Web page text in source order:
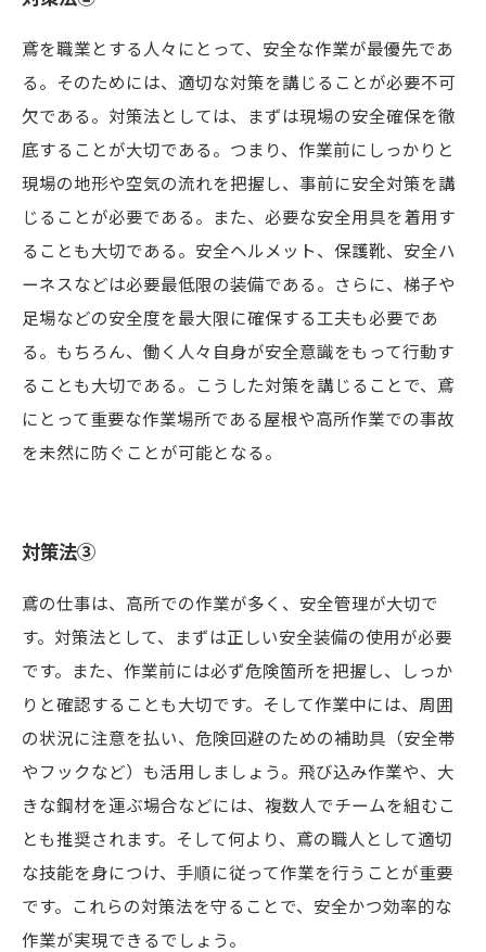
鳶を職業とする人々にとって、安全な作業が最優先であ
る。そのためには、適切な対策を講じることが必要不可
欠である。対策法としては、まずは現場の安全確保を徹
底することが大切である。つまり、作業前にしっかりと
現場の地形や空気の流れを把握し、事前に安全対策を講
じることが必要である。また、必要な安全用具を着用す
ることも大切である。安全ヘルメット、保護靴、安全ハ
ーネスなどは必要最低限の装備である。さらに、梯子や
足場などの安全度を最大限に確保する工夫も必要であ
る。もちろん、働く人々自身が安全意識をもって行動す
ることも大切である。こうした対策を講じることで、鳶
にとって重要な作業場所である屋根や高所作業での事故
を未然に防ぐことが可能となる。
対策法③
鳶の仕事は、高所での作業が多く、安全管理が大切で
す。対策法として、まずは正しい安全装備の使用が必要
です。また、作業前には必ず危険箇所を把握し、しっか
りと確認することも大切です。そして作業中には、周囲
の状況に注意を払い、危険回避のための補助具（安全帯
やフックなど）も活用しましょう。飛び込み作業や、大
きな鋼材を運ぶ場合などには、複数人でチームを組むこ
とも推奨されます。そして何より、鳶の職人として適切
な技能を身につけ、手順に従って作業を行うことが重要
です。これらの対策法を守ることで、安全かつ効率的な
作業が実現できるでしょう。